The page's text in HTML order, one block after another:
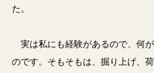
た。
実は私にも経験があるので、何
のです。そもそもは、掘り上げ、